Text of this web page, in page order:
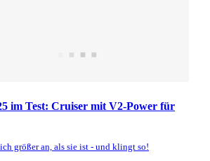
im Test: Cruiser mit V2-Power für
größer an, als sie ist - und klingt so!